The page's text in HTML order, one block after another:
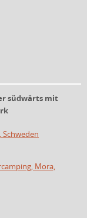
südwärts mit
Mora,